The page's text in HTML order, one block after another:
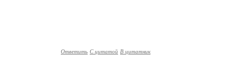
Ответить С цитатой В цитатник